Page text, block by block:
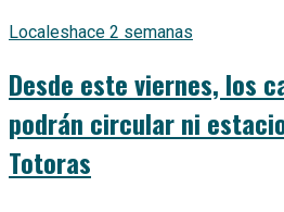
Localeshace 2 semanas
Desde este viernes, los
podrán circular ni
Totoras